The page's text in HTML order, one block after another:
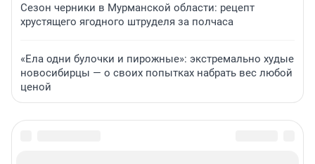
Сезон черники в Мурманской области: рецепт
хрустящего ягодного штруделя за полчаса
«Ела одни булочки и пирожные»: экстремально худые
новосибирцы — о своих попытках набрать вес любой
ценой